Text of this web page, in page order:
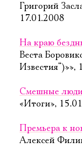
Григорий
17.01.2008
На краю
Веста
Известия“)»»,
Смешные
«Итоги»,
Премьера к
Алексей